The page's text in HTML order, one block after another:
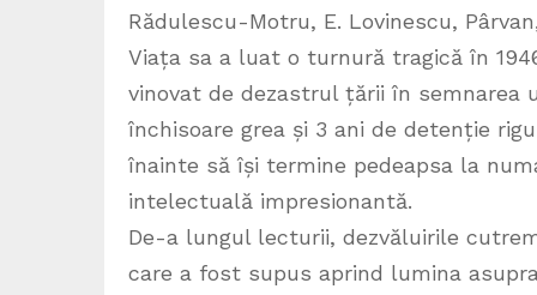
Rădulescu-Motru, E. Lovinescu,
Viața sa a luat o turnură tragică în
vinovat de dezastrul țării în semnarea
închisoare grea și 3 ani de detenție
înainte să își termine pedeapsa la
intelectuală impresionantă.
De-a lungul lecturii, dezvăluirile
care a fost supus aprind lumina